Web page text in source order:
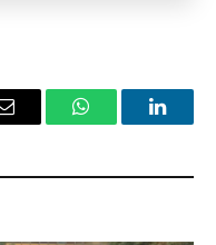
Email WhatsApp